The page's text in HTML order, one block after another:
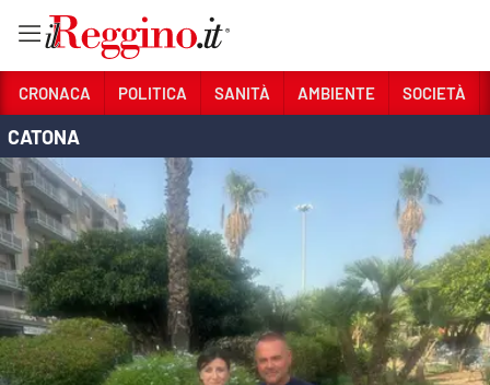
Sezioni
CRONACA
POLITICA
SANITÀ
AMBIENTE
SOCIETÀ
CRONACA POLITICA SANITÀ AMBIENTE SOCIETÀ
CATONA